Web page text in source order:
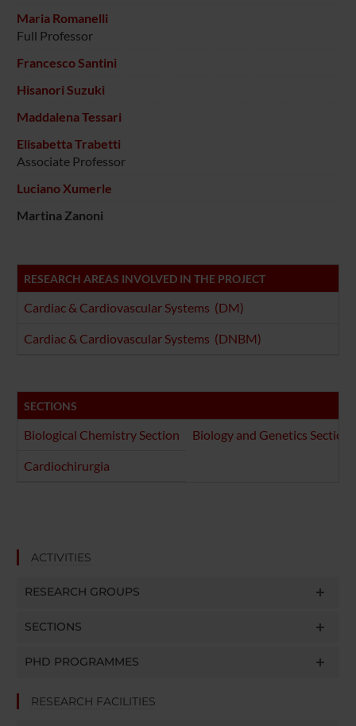
Maria Romanelli
Full Professor
Francesco Santini
Hisanori Suzuki
Maddalena Tessari
Elisabetta Trabetti
Associate Professor
Luciano Xumerle
Martina Zanoni
RESEARCH AREAS INVOLVED IN THE PROJECT
Cardiac & Cardiovascular Systems (DM)
Cardiac & Cardiovascular Systems (DNBM)
SECTIONS
Biological Chemistry Section Biology and Genetics Section
Cardiochirurgia
ACTIVITIES
RESEARCH GROUPS
SECTIONS
PHD PROGRAMMES
RESEARCH FACILITIES